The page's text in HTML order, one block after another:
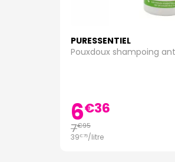
PURESSENTIEL
Pouxdoux shampoing
6€36
7€95
39€75/litre